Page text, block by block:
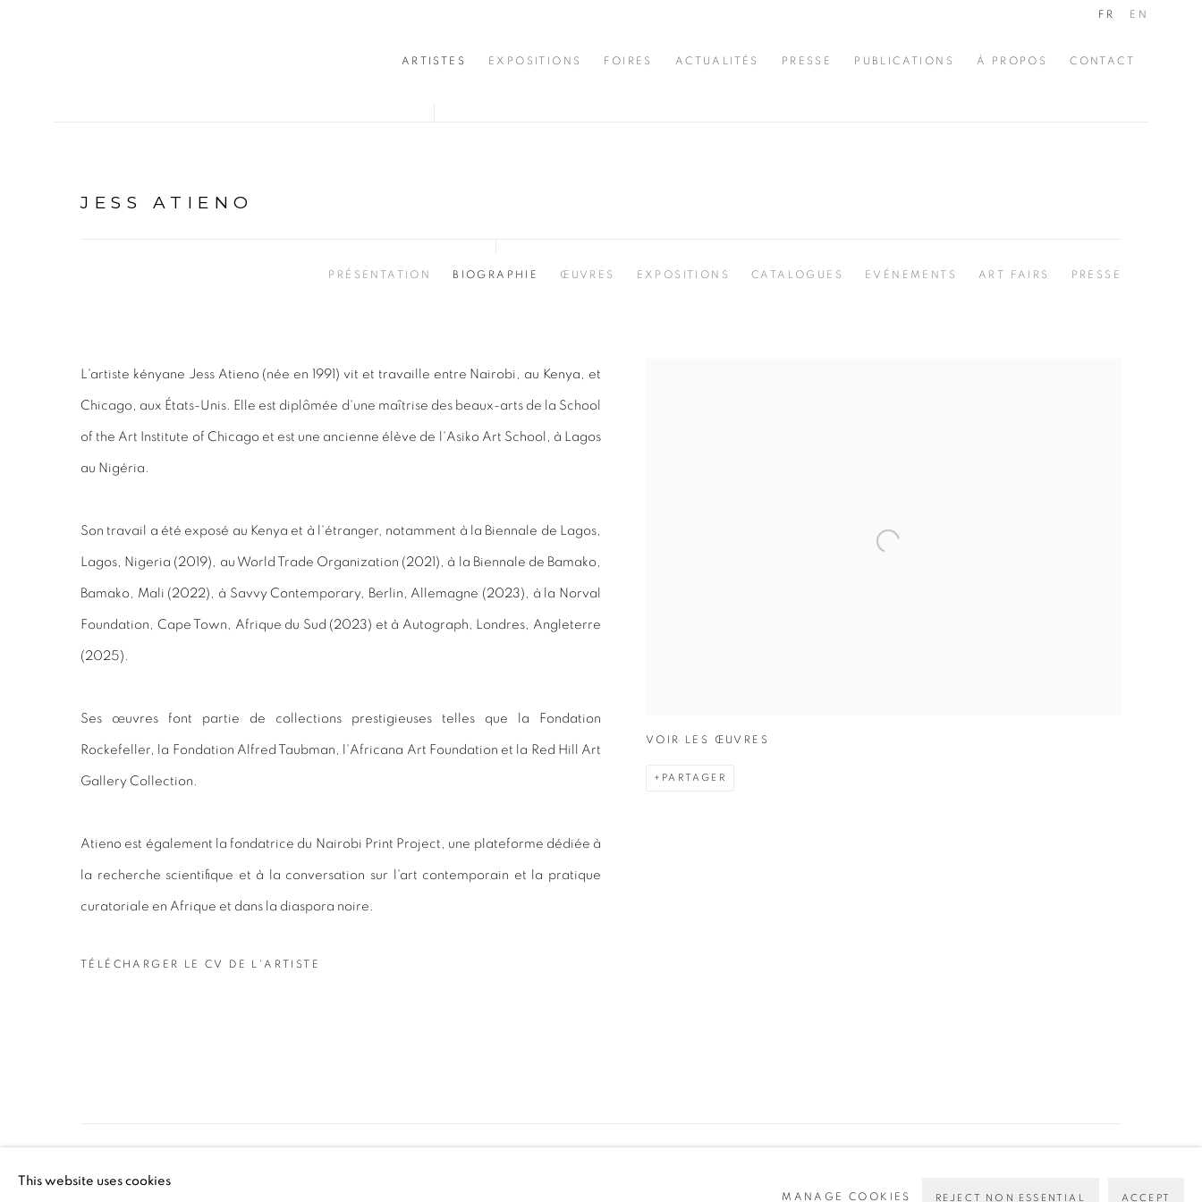
ARTISTES EXPOSITIONS FOIRES ACTUALITÉS PRESSE PUBLICATIONS À PROPOS CONTACT
FR EN
JESS ATIENO
PRÉSENTATION BIOGRAPHIE ŒUVRES EXPOSITIONS CATALOGUES EVÉNEMENTS ART FAIRS PRESSE
VOIR LES ŒUVRES
PARTAGER
L'artiste kényane Jess Atieno (née en 1991) vit et travaille entre Nairobi, au Kenya, et
Chicago, aux États-Unis. Elle est diplômée d'une maîtrise des beaux-arts de la School
of the Art Institute of Chicago et est une ancienne élève de l'Asiko Art School, à Lagos
au Nigéria.
Son travail a été exposé au Kenya et à l'étranger, notamment à la Biennale de Lagos,
Lagos, Nigeria (2019), au World Trade Organization (2021), à la Biennale de Bamako,
Bamako, Mali (2022), à Savvy Contemporary, Berlin, Allemagne (2023), à la Norval
Foundation, Cape Town, Afrique du Sud (2023) et à Autograph, Londres, Angleterre
(2025).
Ses œuvres font partie de collections prestigieuses telles que la Fondation
Rockefeller, la Fondation Alfred Taubman, l'Africana Art Foundation et la Red Hill Art
Gallery Collection.
Atieno est également la fondatrice du Nairobi Print Project, une plateforme dédiée à
la recherche scientifique et à la conversation sur l'art contemporain et la pratique
curatoriale en Afrique et dans la diaspora noire.
TÉLÉCHARGER LE CV DE L'ARTISTE
This website uses cookies
MANAGE COOKIES REJECT NON ESSENTIAL ACCEPT